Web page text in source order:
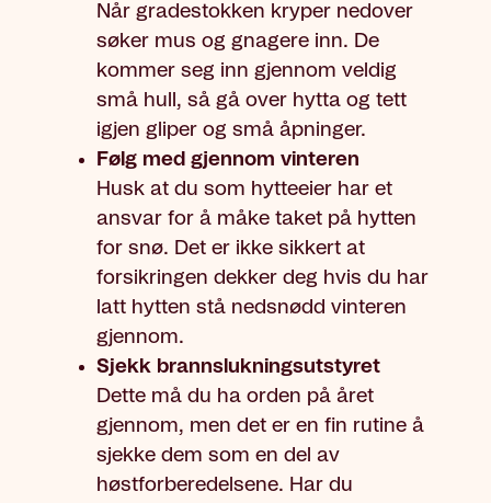
Når gradestokken kryper nedover
søker mus og gnagere inn. De
kommer seg inn gjennom veldig
små hull, så gå over hytta og tett
igjen gliper og små åpninger.
Følg med gjennom vinteren
Husk at du som hytteeier har et
ansvar for å måke taket på hytten
for snø. Det er ikke sikkert at
forsikringen dekker deg hvis du har
latt hytten stå nedsnødd vinteren
gjennom.
Sjekk brannslukningsutstyret
Dette må du ha orden på året
gjennom, men det er en fin rutine å
sjekke dem som en del av
høstforberedelsene. Har du